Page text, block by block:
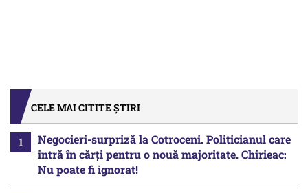
CELE MAI CITITE ȘTIRI
Negocieri-surpriză la Cotroceni. Politicianul care
intră în cărți pentru o nouă majoritate. Chirieac:
Nu poate fi ignorat!